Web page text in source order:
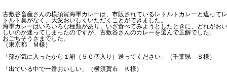
古敷谷畜産さんの横須賀海軍カレーは、市販されているレトルトカレーと違ってレ
トルト臭がなく、大変おいしくいただくことができました。
海軍カレーはいろいろな種類があり、いざ食べてみようとしたときに、どれがおい
しいのか迷ってしまったのですが、古敷谷さんのカレーを選んで正解でした。
おごちそうさまでした。
（東京都 Ｍ様）
「孫が気に入ったから１箱（５０個入り）送ってください」（千葉県 Ｓ様）
「出ている中で一番おいしい」（横須賀市 Ｋ様）